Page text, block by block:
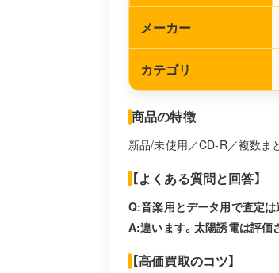
メーカー
カテゴリ
商品の特徴
新品/未使用／CD-R／複数ま
【よくある質問と回答】
Q:音楽用とデータ用で査定は
A:違います。太陽誘電は評価
【高価買取のコツ】